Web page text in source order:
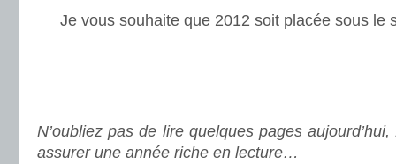
Je vous souhaite que 2012 soit placée sous le
N’oubliez pas de lire quelques pages
assurer une année riche en lecture…